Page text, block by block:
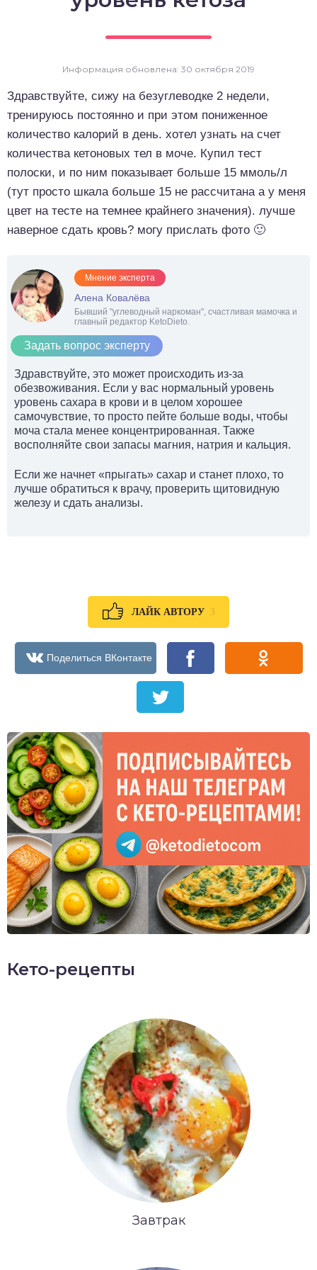
Информация обновлена: 30 октября 2019
Здравствуйте, сижу на безуглеводке 2 недели,
тренируюсь постоянно и при этом пониженное
количество калорий в день. хотел узнать на счет
количества кетоновых тел в моче. Купил тест
полоски, и по ним показывает больше 15 ммоль/л
(тут просто шкала больше 15 не рассчитана а у меня
цвет на тесте на темнее крайнего значения). лучше
наверное сдать кровь? могу прислать фото 🙂
Мнение эксперта
Алена Ковалёва
Бывший "углеводный наркоман", счастливая мамочка и
главный редактор KetoDieto.
Задать вопрос эксперту
Здравствуйте, это может происходить из-за
обезвоживания. Если у вас нормальный уровень
уровень сахара в крови и в целом хорошее
самочувствие, то просто пейте больше воды, чтобы
моча стала менее концентрированная. Также
восполняйте свои запасы магния, натрия и кальция.
Если же начнет «прыгать» сахар и станет плохо, то
лучше обратиться к врачу, проверить щитовидную
железу и сдать анализы.
ЛАЙК АВТОРУ 3
Кето-рецепты
Завтрак
напитки